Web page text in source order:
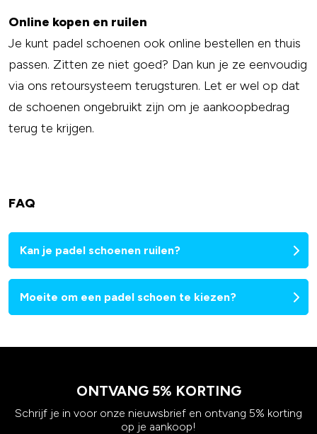
Online kopen en ruilen
Je kunt padel schoenen ook online bestellen en thuis
passen. Zitten ze niet goed? Dan kun je ze eenvoudig
via ons retoursysteem terugsturen. Let er wel op dat
de schoenen ongebruikt zijn om je aankoopbedrag
terug te krijgen.
FAQ
Kan je padel schoenen ruilen?
Moeite om een padel schoen te kiezen?
ONTVANG 5% KORTING
Schrijf je in voor onze nieuwsbrief en ontvang 5% korting
op je aankoop!